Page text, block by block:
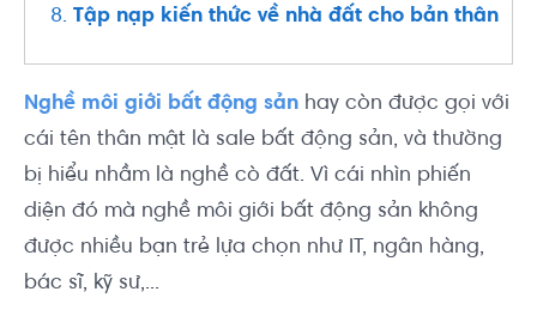
Tập nạp kiến thức về nhà đất cho bản thân
Nghề môi giới bất động sản hay còn được gọi với
cái tên thân mật là sale bất động sản, và thường
bị hiểu nhầm là nghề cò đất. Vì cái nhìn phiến
diện đó mà nghề môi giới bất động sản không
được nhiều bạn trẻ lựa chọn như IT, ngân hàng,
bác sĩ, kỹ sư,...